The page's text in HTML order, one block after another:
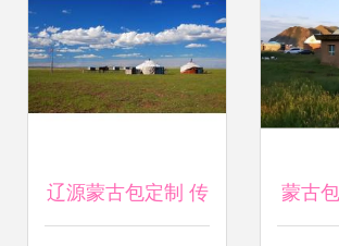
辽源蒙古包定制 传 蒙古